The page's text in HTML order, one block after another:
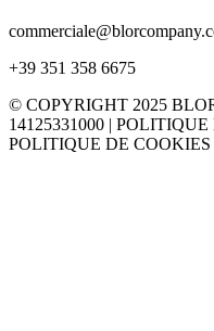
+39 351 358 6675
© COPYRIGHT 2025
14125331000 |
POLITIQUE DE